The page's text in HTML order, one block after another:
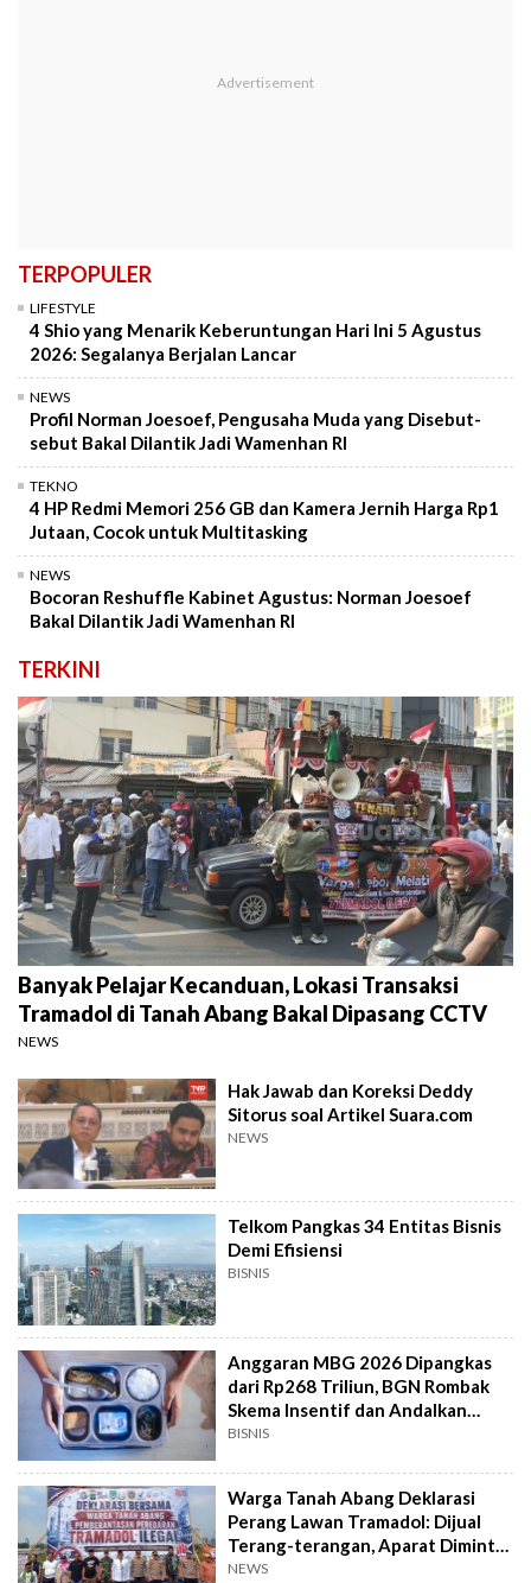
TERPOPULER
LIFESTYLE
4 Shio yang Menarik Keberuntungan Hari Ini 5 Agustus
2026: Segalanya Berjalan Lancar
NEWS
Profil Norman Joesoef, Pengusaha Muda yang Disebut-
sebut Bakal Dilantik Jadi Wamenhan RI
TEKNO
4 HP Redmi Memori 256 GB dan Kamera Jernih Harga Rp1
Jutaan, Cocok untuk Multitasking
NEWS
Bocoran Reshuffle Kabinet Agustus: Norman Joesoef
Bakal Dilantik Jadi Wamenhan RI
TERKINI
Banyak Pelajar Kecanduan, Lokasi Transaksi
Tramadol di Tanah Abang Bakal Dipasang CCTV
NEWS
Hak Jawab dan Koreksi Deddy
Sitorus soal Artikel Suara.com
NEWS
Telkom Pangkas 34 Entitas Bisnis
Demi Efisiensi
BISNIS
Anggaran MBG 2026 Dipangkas
dari Rp268 Triliun, BGN Rombak
Skema Insentif dan Andalkan
Bahan Pangan
BISNIS
Warga Tanah Abang Deklarasi
Perang Lawan Tramadol: Dijual
Terang-terangan, Aparat Diminta
Bertindak
NEWS